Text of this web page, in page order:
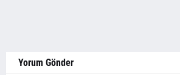
Yorum Gönder